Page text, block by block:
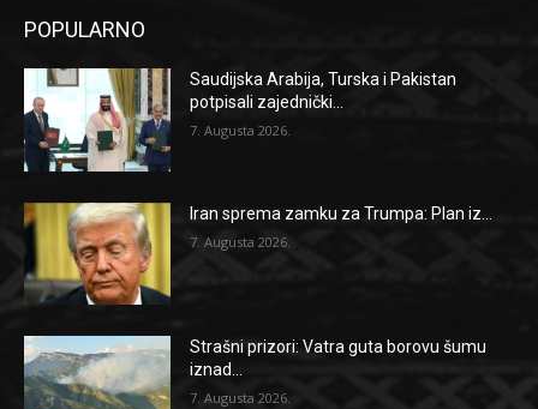
POPULARNO
Saudijska Arabija, Turska i Pakistan
potpisali zajednički...
7. Augusta 2026.
Iran sprema zamku za Trumpa: Plan iz...
7. Augusta 2026.
Strašni prizori: Vatra guta borovu šumu
iznad...
7. Augusta 2026.